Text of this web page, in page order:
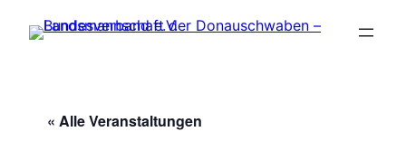
« Alle Veranstaltungen